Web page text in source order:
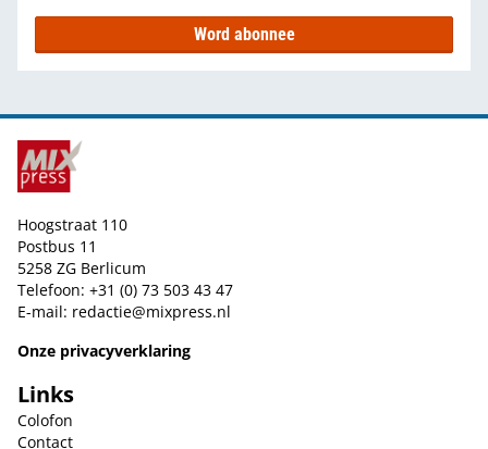
Word abonnee
Hoogstraat 110
Postbus 11
5258 ZG Berlicum
Telefoon: +31 (0) 73 503 43 47
E-mail: redactie@mixpress.nl
Onze privacyverklaring
Links
Colofon
Contact